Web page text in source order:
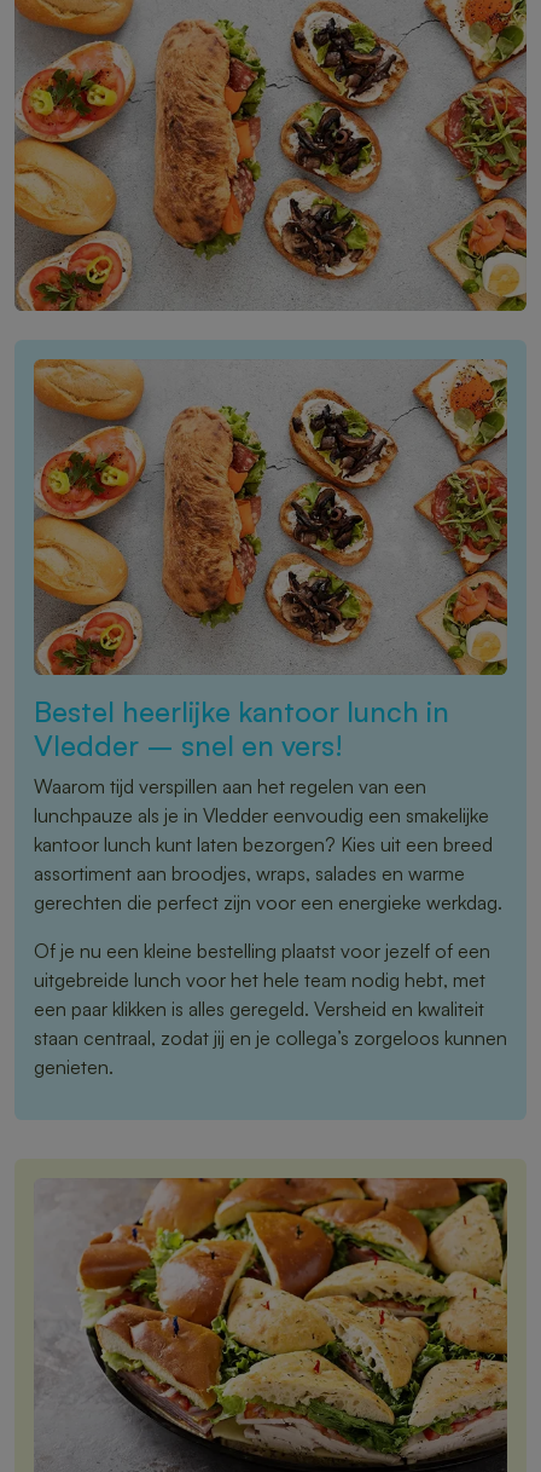
Bestel heerlijke kantoor lunch in
Vledder – snel en vers!
Waarom tijd verspillen aan het regelen van een
lunchpauze als je in Vledder eenvoudig een smakelijke
kantoor lunch kunt laten bezorgen? Kies uit een breed
assortiment aan broodjes, wraps, salades en warme
gerechten die perfect zijn voor een energieke werkdag.
Of je nu een kleine bestelling plaatst voor jezelf of een
uitgebreide lunch voor het hele team nodig hebt, met
een paar klikken is alles geregeld. Versheid en kwaliteit
staan centraal, zodat jij en je collega’s zorgeloos kunnen
genieten.